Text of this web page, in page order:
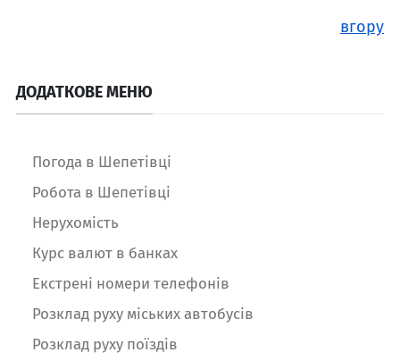
вгору
ДОДАТКОВЕ МЕНЮ
Погода в Шепетівці
Робота в Шепетівці
Нерухомість
Курс валют в банках
Екстрені номери телефонів
Розклад руху міських автобусів
Розклад руху поїздів